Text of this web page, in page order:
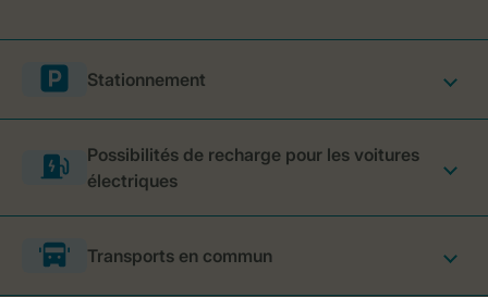
Stationnement
Possibilités de recharge pour les voitures
électriques
Transports en commun